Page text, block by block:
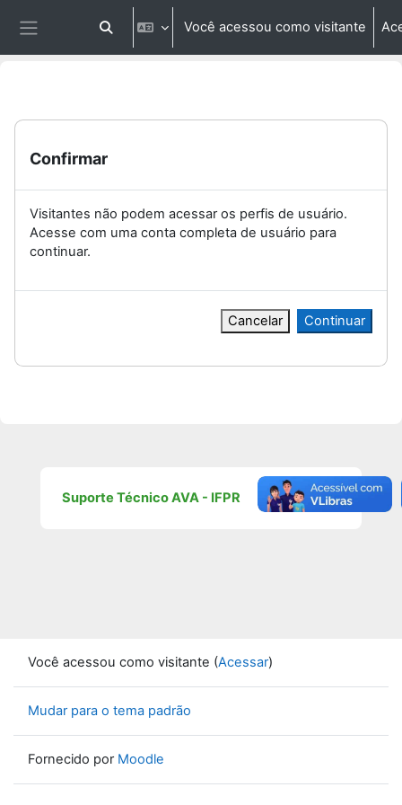
Ir para o conteúdo principal
Alternar entrada de pesquisa
Você acessou como visitante
Confirmar
Visitantes não podem acessar os perfis de usuário.
Acesse com uma conta completa de usuário para
continuar.
Cancelar Continuar
Suporte Técnico AVA - IFPR
Você acessou como visitante (Acessar)
Mudar para o tema padrão
Fornecido por Moodle